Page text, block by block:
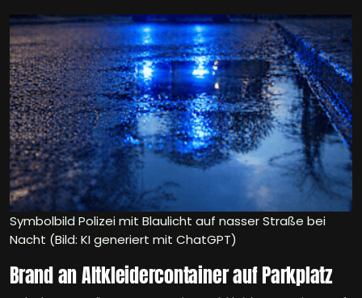
Symbolbild Polizei mit Blaulicht auf nasser Straße bei
Nacht (Bild: KI generiert mit ChatGPT)
Brand an Altkleidercontainer auf Parkplatz